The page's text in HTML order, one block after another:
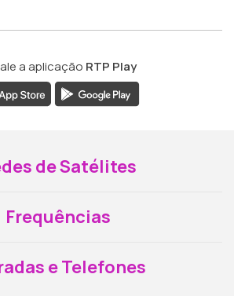
a aplicação RTP Play
de Satélites
Frequências
e Telefones